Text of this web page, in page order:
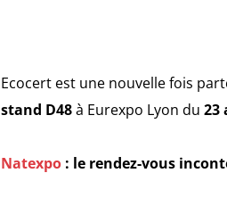
Ecocert est une nouvelle fois
stand D48à Eurexpo Lyon du 23
Natexpo : le rendez-vous